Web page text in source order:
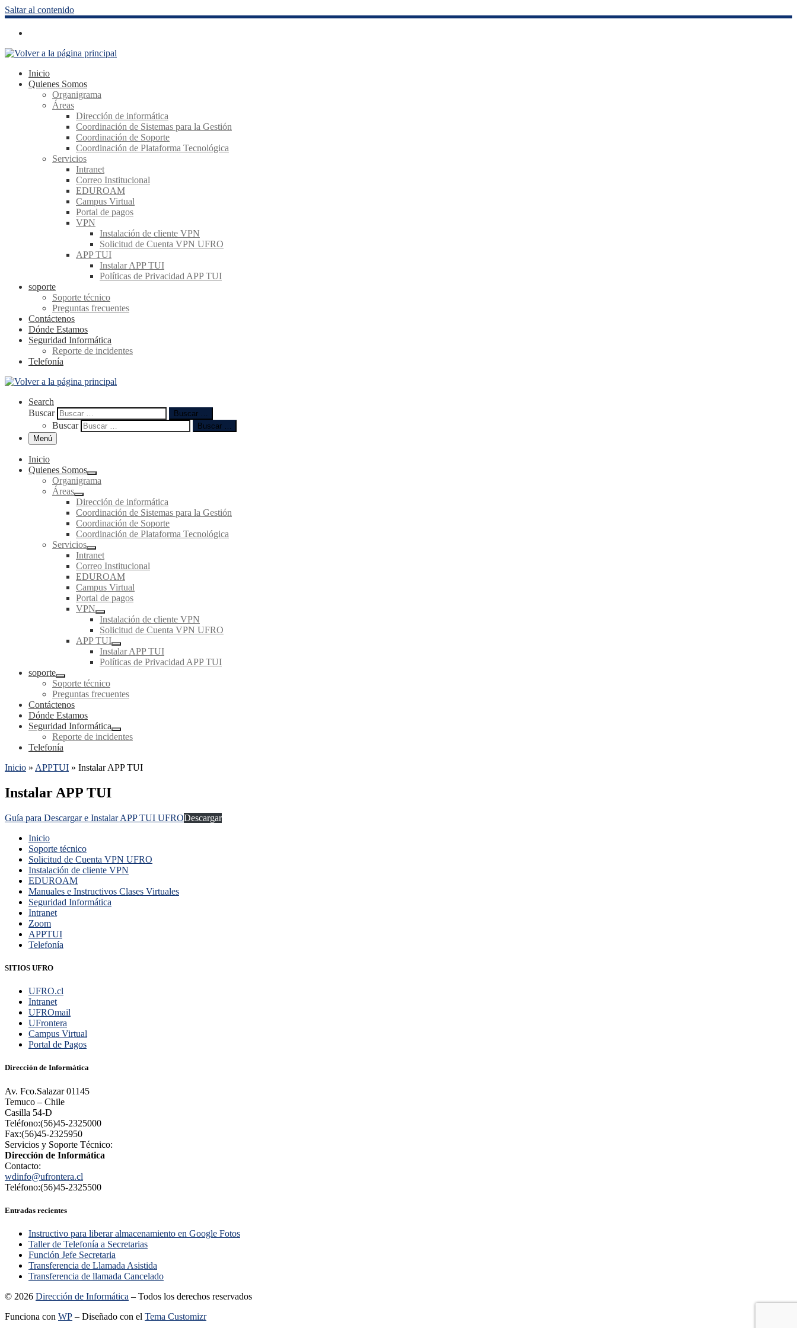
Saltar al contenido
Inicio
Quienes Somos
Organigrama
Áreas
Dirección de informática
Coordinación de Sistemas para la Gestión
Coordinación de Soporte
Coordinación de Plataforma Tecnológica
Servicios
Intranet
Correo Institucional
EDUROAM
Campus Virtual
Portal de pagos
VPN
Instalación de cliente VPN
Solicitud de Cuenta VPN UFRO
APP TUI
Instalar APP TUI
Políticas de Privacidad APP TUI
soporte
Soporte técnico
Preguntas frecuentes
Contáctenos
Dónde Estamos
Seguridad Informática
Reporte de incidentes
Telefonía
Search
Buscar
Buscar …
Buscar
Buscar …
Menú
Inicio
Quienes Somos
Organigrama
Áreas
Dirección de informática
Coordinación de Sistemas para la Gestión
Coordinación de Soporte
Coordinación de Plataforma Tecnológica
Servicios
Intranet
Correo Institucional
EDUROAM
Campus Virtual
Portal de pagos
VPN
Instalación de cliente VPN
Solicitud de Cuenta VPN UFRO
APP TUI
Instalar APP TUI
Políticas de Privacidad APP TUI
soporte
Soporte técnico
Preguntas frecuentes
Contáctenos
Dónde Estamos
Seguridad Informática
Reporte de incidentes
Telefonía
Inicio » APPTUI » Instalar APP TUI
Instalar APP TUI
Guía para Descargar e Instalar APP TUI UFRODescargar
Inicio
Soporte técnico
Solicitud de Cuenta VPN UFRO
Instalación de cliente VPN
EDUROAM
Manuales e Instructivos Clases Virtuales
Seguridad Informática
Intranet
Zoom
APPTUI
Telefonía
SITIOS UFRO
UFRO.cl
Intranet
UFROmail
UFrontera
Campus Virtual
Portal de Pagos
Dirección de Informática
Av. Fco.Salazar 01145
Temuco – Chile
Casilla 54-D
Teléfono:(56)45-2325000
Fax:(56)45-2325950
Servicios y Soporte Técnico:
Dirección de Informática
Contacto:
wdinfo@ufrontera.cl
Teléfono:(56)45-2325500
Entradas recientes
Instructivo para liberar almacenamiento en Google Fotos
Taller de Telefonía a Secretarias
Función Jefe Secretaria
Transferencia de Llamada Asistida
Transferencia de llamada Cancelado
© 2026 Dirección de Informática – Todos los derechos reservados
Funciona con WP – Diseñado con el Tema Customizr